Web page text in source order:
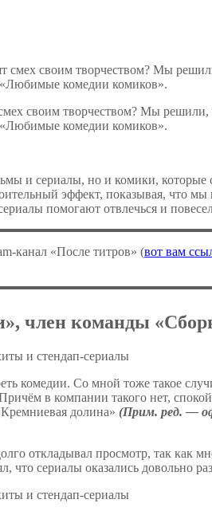
своим творчеством? Мы решили,
«Любимые комедии комиков».
и сериалы, но и комики,
эффект, показывая, что
помогают отвлечься и
канал «После титров» (вот вам
член команды
комедии. Со мной тоже такое
в компании такого нет,
долина» (Прим. ред. —
откладывал просмотр, так как
что сериалы оказались довольно